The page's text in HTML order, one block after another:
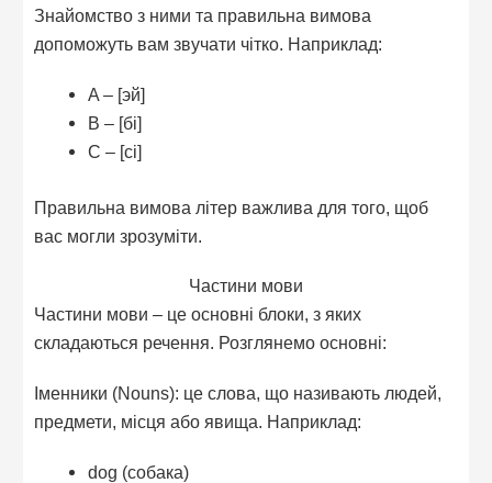
Знайомство з ними та правильна вимова
допоможуть вам звучати чітко. Наприклад:
A – [эй]
B – [бі]
C – [сі]
Правильна вимова літер важлива для того, щоб
вас могли зрозуміти.
Частини мови
Частини мови – це основні блоки, з яких
складаються речення. Розглянемо основні:
Іменники (Nouns): це слова, що називають людей,
предмети, місця або явища. Наприклад:
dog (собака)